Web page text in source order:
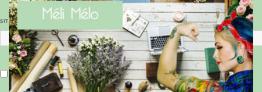
SITE WEB
Enregistrer mon nom, mon e-mail et mon site dans le navigateur pour mon prochain commentaire.